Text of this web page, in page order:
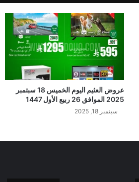
عروض العثيم اليوم الخميس 18 سبتمبر
2025 الموافق 26 ربيع الأول 1447
سبتمبر 18, 2025